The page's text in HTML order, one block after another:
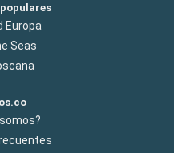
Europa
Seas